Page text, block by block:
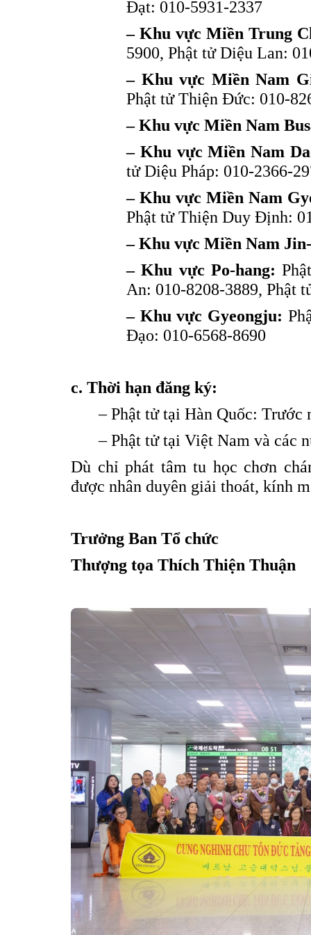
Đạt: 010-5931-2337
– Khu vực Miền Trung
5900, Phật tử Diệu Lan:
– Khu vực Miền Nam
Phật tử Thiện Đức: 010-
– Khu vực Miền Nam
– Khu vực Miền Nam
tử Diệu Pháp: 010-2366-
– Khu vực Miền Nam
Phật tử Thiện Duy Định:
– Khu vực Miền Nam
– Khu vực Po-hang:
An: 010-8208-3889, Phật
– Khu vực Gyeongju:
Đạo: 010-6568-8690
c. Thời hạn đăng ký:
– Phật tử tại Hàn Quốc: Trước
– Phật tử tại Việt Nam và các
Dù chỉ phát tâm tu học chơn
được nhân duyên giải thoát, kính
Trưởng Ban Tổ chức
Thượng tọa Thích Thiện Thuận